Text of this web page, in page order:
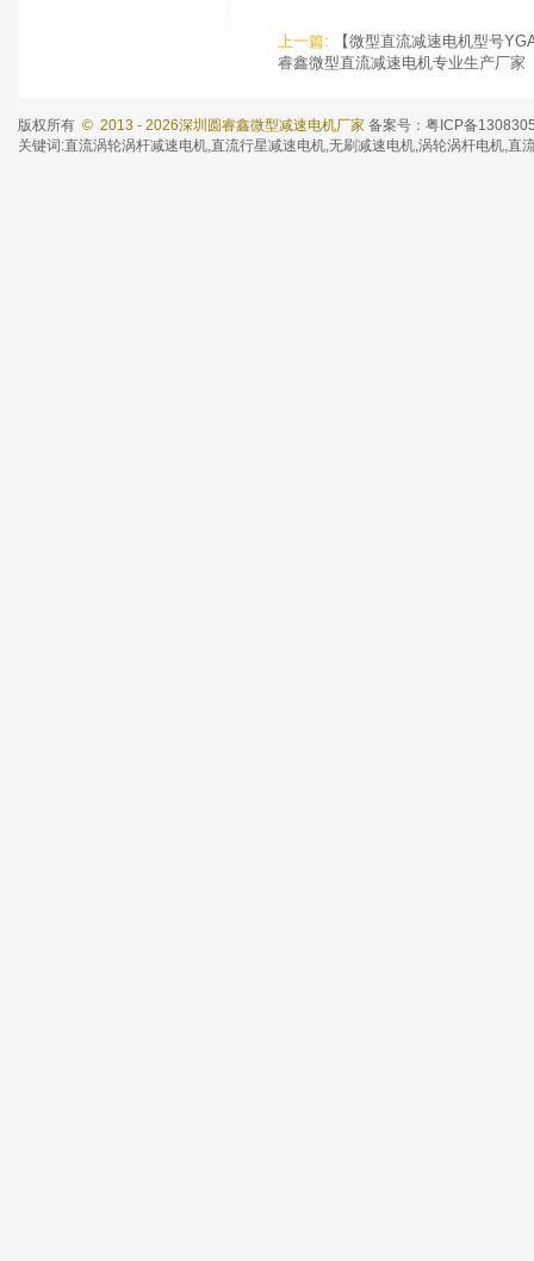
上一篇:
【微型直流减速电机型号
睿鑫微型直流减速电机专业生产厂家
版权所有 © 2013 - 2026深圳圆睿鑫微型减速电机厂家 备案号：粤ICP备
关键词:直流涡轮涡杆减速电机,直流行星减速电机,无刷减速电机,涡轮涡杆电机,直